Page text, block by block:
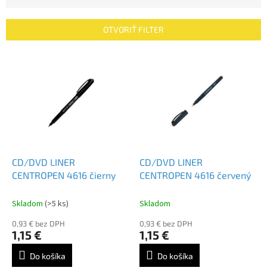
i
OTVORIŤ FILTER
CD/DVD LINER
CENTROPEN 4616 čierny
Skladom (>5 ks)
0,93 € bez DPH
1,15 €
Do košíka
CD/DVD LINER
CENTROPEN 4616 červený
Skladom
0,93 € bez DPH
1,15 €
Do košíka